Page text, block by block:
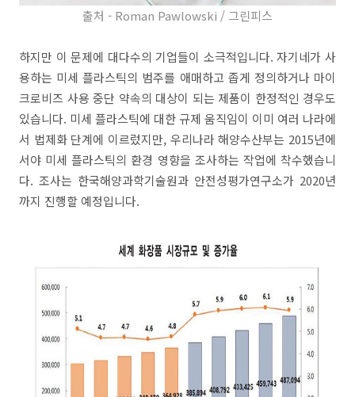
출처 - Roman Pawlowski / 그린피스
하지만 이 문제에 대다수의 기업들이 소극적입니다. 자기네가 사
용하는 미세 플라스틱의 범주를 애매하고 좁게 정의하거나 마이
크로비즈 사용 중단 약속의 대상이 되는 제품이 한정적인 경우도
있습니다. 미세 플라스틱에 대한 규제 움직임이 이미 여러 나라에
서 법제화 단계에 이르렀지만, 우리나라 해양수산부는 2015년에
서야 미세 플라스틱의 환경 영향을 조사하는 작업에 착수했습니
다. 조사는 한국해양과학기술원과 안전성평가연구소가 2020년
까지 진행할 예정입니다.